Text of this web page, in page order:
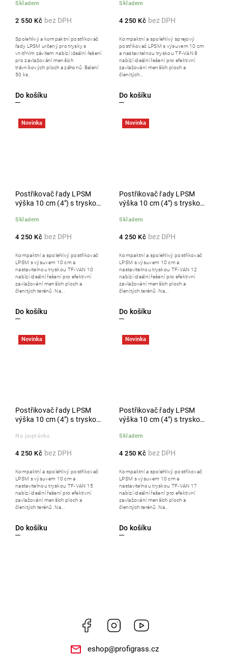
Skladem
2 550 Kč
Do košíku
Spolehlivý a kompaktní postřikovač
řady LPSM určený pro trysky s
vnitřním závitem nabízí ideální řešení
pro zavlažování menších
trávníkových ploch a záhonů. Balení
50 ks.
Skladem
4 250 Kč
Do košíku
Kompaktní a spolehlivý sprejový
postřikovač LPSM s výsuvem 10 cm
a nastavitelnou tryskou TF-VAN 8
nabízí ideální řešení pro efektivní
zavlažování menších ploch a
členitých...
Novinka
Postřikovač řady LPSM
výška 10 cm (4") s tryskou
Skladem
4 250 Kč
Do košíku
Kompaktní a spolehlivý postřikovač
LPSM s výsuvem 10 cm a
nastavitelnou tryskou TF-VAN 10
nabízí ideální řešení pro efektivní
zavlažování menších ploch a
členitých terénů. Na...
Novinka
Postřikovač řady LPSM
výška 10 cm (4") s tryskou
Skladem
4 250 Kč
Do košíku
Kompaktní a spolehlivý postřikovač
LPSM s výsuvem 10 cm a
nastavitelnou tryskou TF-VAN 12
nabízí ideální řešení pro efektivní
zavlažování menších ploch a
členitých terénů. Na...
Novinka
Postřikovač řady LPSM
výška 10 cm (4") s tryskou
Na poptávku
4 250 Kč
Do košíku
Kompaktní a spolehlivý postřikovač
LPSM s výsuvem 10 cm a
nastavitelnou tryskou TF-VAN 15
nabízí ideální řešení pro efektivní
zavlažování menších ploch a
členitých terénů. Na...
Novinka
Postřikovač řady LPSM
výška 10 cm (4") s tryskou
Skladem
4 250 Kč
Do košíku
Kompaktní a spolehlivý postřikovač
LPSM s výsuvem 10 cm a
nastavitelnou tryskou TF-VAN 17
nabízí ideální řešení pro efektivní
zavlažování menších ploch a
členitých terénů. Na...
Facebook Instagram
eshop@profigrass.cz